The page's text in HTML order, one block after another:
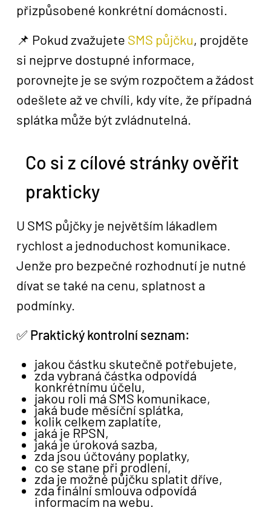
přizpůsobené konkrétní domácnosti.
📌 Pokud zvažujete SMS půjčku, projděte
si nejprve dostupné informace,
porovnejte je se svým rozpočtem a žádost
odešlete až ve chvíli, kdy víte, že případná
splátka může být zvládnutelná.
Co si z cílové stránky ověřit
prakticky
U SMS půjčky je největším lákadlem
rychlost a jednoduchost komunikace.
Jenže pro bezpečné rozhodnutí je nutné
dívat se také na cenu, splatnost a
podmínky.
✅ Praktický kontrolní seznam:
jakou částku skutečně potřebujete,
zda vybraná částka odpovídá
konkrétnímu účelu,
jakou roli má SMS komunikace,
jaká bude měsíční splátka,
kolik celkem zaplatíte,
jaká je RPSN,
jaká je úroková sazba,
zda jsou účtovány poplatky,
co se stane při prodlení,
zda je možné půjčku splatit dříve,
zda finální smlouva odpovídá
informacím na webu.